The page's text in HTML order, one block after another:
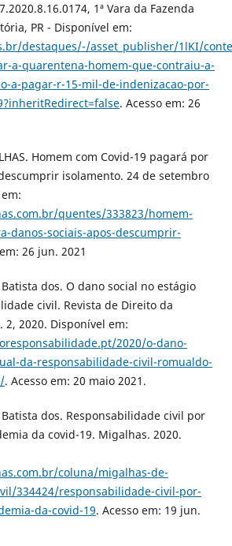
1ª Vara da Fazenda
PR - Disponível em:
destaques/-/asset_publisher/1lKI/
a-quarentena-homem-que-contraiu-a-
a-pagar-r-15-mil-de-indenizacao-por-
. Acesso em: 26
Homem com Covid-19 pagará por
isolamento. 24 de setembro
quentes/333823/homem-
danos-sociais-apos-descumprir-
26 jun. 2021
Batista dos. O dano social no estágio
civil. Revista de Direito da
2020. Disponível em:
2020/o-dano-
da-responsabilidade-civil-romualdo-
. Acesso em: 20 maio 2021.
Batista dos. Responsabilidade civil por
da covid-19. Migalhas. 2020.
coluna/migalhas-de-
334424/responsabilidade-civil-por-
da-covid-19. Acesso em: 19 jun.